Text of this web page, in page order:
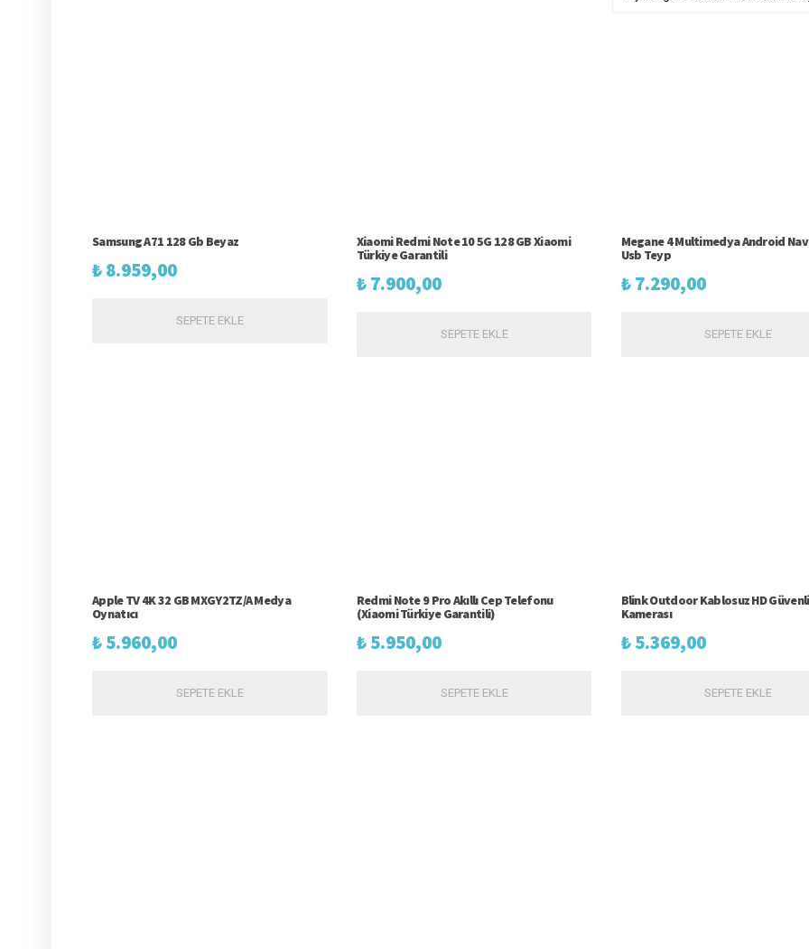
Samsung A71 128 Gb Beyaz
₺8.959,00
SEPETE EKLE
Xiaomi Redmi Note 10 5G 128 GB Xiaomi
Türkiye Garantili
₺7.900,00
SEPETE EKLE
Megane 4 Multimedya Android
Usb Teyp
₺7.290,00
SEPETE EKLE
Apple TV 4K 32 GB MXGY2TZ/A Medya
Oynatıcı
₺5.960,00
SEPETE EKLE
Redmi Note 9 Pro Akıllı Cep Telefonu
(Xiaomi Türkiye Garantili)
₺5.950,00
SEPETE EKLE
Blink Outdoor Kablosuz HD
Kamerası
₺5.369,00
SEPETE EKLE